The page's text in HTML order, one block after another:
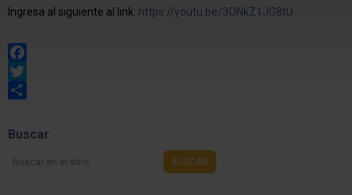
Ingresa al siguiente al link: https://youtu.be/3ONkZ1JG8tU
Facebook
Twitter
Buscar
Buscar
BUSCAR